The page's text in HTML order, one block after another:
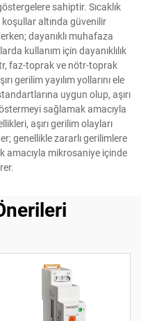
sahiptir. Sıcaklık
altında güvenilir
dayanıklı muhafaza
kullanım için dayanıklılık
faz-toprak ve nötr-toprak
gerilim yayılım yollarını ele
uygun olup, aşırı
sağlamak amacıyla
aşırı gerilim olayları
genellikle zararlı gerilimlere
amacıyla mikrosaniye içinde